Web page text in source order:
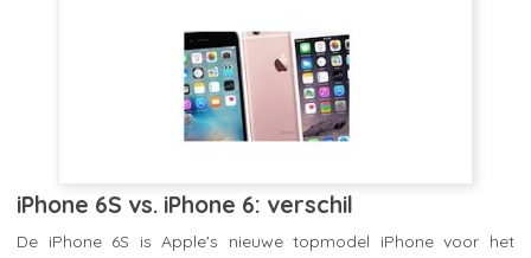
iPhone 6S vs. iPhone 6: verschil
De iPhone 6S is Apple's nieuwe topmodel iPhone voor het